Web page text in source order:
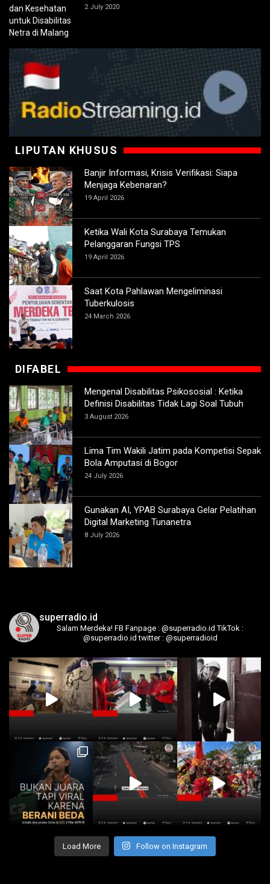
2 July 2020
LIPUTAN KHUSUS
Banjir Informasi, Krisis Verifikasi: Siapa
Menjaga Kebenaran?
19 April 2026
Ketika Wali Kota Surabaya Temukan
Pelanggaran Fungsi TPS
19 April 2026
Saat Kota Pahlawan Mengeliminasi
Tuberkulosis
24 March 2026
DIFABEL
Mengenal Disabilitas Psikososial : Ketika
Definisi Disabilitas Tidak Lagi Soal Tubuh
3 August 2026
Lima Tim Wakili Jatim pada Kompetisi Sepak
Bola Amputasi di Bogor
24 July 2026
Gunakan AI, YPAB Surabaya Gelar Pelatihan
Digital Marketing Tunanetra
8 July 2026
superradio.id
Salam Merdeka! FB Fanpage : @superradio.id TikTok :
@superradio.id twitter : @superradioid
Load More Follow on Instagram